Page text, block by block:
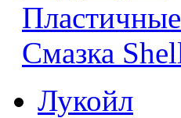
Смазка
Лукойл